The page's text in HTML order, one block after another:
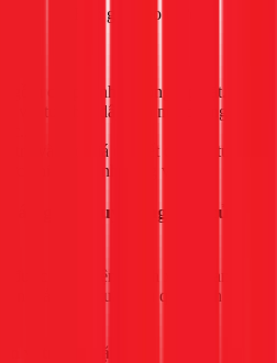
Báo giá theo thực tế
gồm chi phí nhân công lắp đặt.
vật tư như: dây cấp nước, ống
tra và báo giá chi tiết các vật tư
khi tiến hành công việc.
giặt chuyên nghiệp của
được thực hiện chính xác và an
Hảo luôn tuân thủ quy trình 5
vị trí lắp đặt